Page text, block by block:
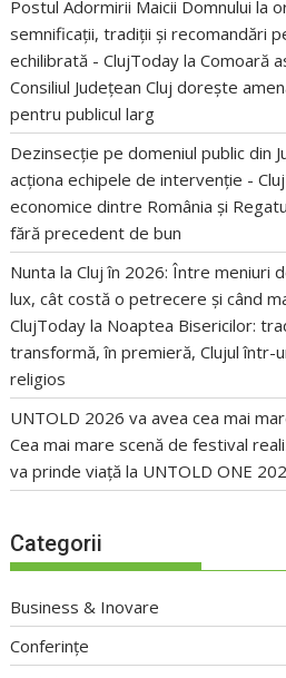
Postul Adormirii Maicii Domnului la
semnificații, tradiții și recomandări
echilibrată - ClujToday laComoară
Consiliul Județean Cluj dorește
pentru publicul larg
Dezinsecție pe domeniul public din
acționa echipele de intervenție -
economice dintre România și
fără precedent de bun
Nunta la Cluj în 2026: Între meniuri
lux, cât costă o petrecere și când
ClujToday la Noaptea Bisericilor:
transformă, în premieră, Clujul într-
religios
UNTOLD 2026 va avea cea mai
Cea mai mare scenă de festival
va prinde viață la UNTOLD ONE
Categorii
Business & Inovare
Conferințe